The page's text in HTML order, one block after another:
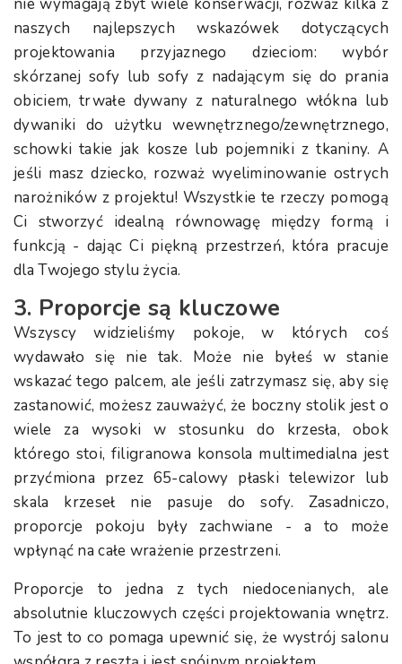
naszych najlepszych wskazówek dotyczących
projektowania przyjaznego dzieciom: wybór
skórzanej sofy lub sofy z nadającym się do prania
obiciem, trwałe dywany z naturalnego włókna lub
dywaniki do użytku wewnętrznego/zewnętrznego,
schowki takie jak kosze lub pojemniki z tkaniny. A
jeśli masz dziecko, rozważ wyeliminowanie ostrych
narożników z projektu! Wszystkie te rzeczy pomogą
Ci stworzyć idealną równowagę między formą i
funkcją - dając Ci piękną przestrzeń, która pracuje
dla Twojego stylu życia.
3. Proporcje są kluczowe
Wszyscy widzieliśmy pokoje, w których coś
wydawało się nie tak. Może nie byłeś w stanie
wskazać tego palcem, ale jeśli zatrzymasz się, aby się
zastanowić, możesz zauważyć, że boczny stolik jest o
wiele za wysoki w stosunku do krzesła, obok
którego stoi, filigranowa konsola multimedialna jest
przyćmiona przez 65-calowy płaski telewizor lub
skala krzeseł nie pasuje do sofy. Zasadniczo,
proporcje pokoju były zachwiane - a to może
wpłynąć na całe wrażenie przestrzeni.
Proporcje to jedna z tych niedocenianych, ale
absolutnie kluczowych części projektowania wnętrz.
To jest to co pomaga upewnić się, że wystrój salonu